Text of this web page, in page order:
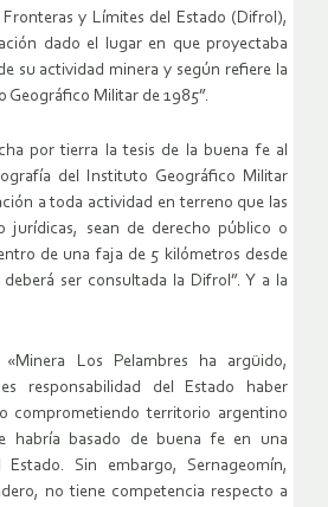
y Límites del Estado (Difrol),
dado el lugar en que proyectaba
su actividad minera y según refiere la
Militar de 1985”.
por tierra la tesis de la buena fe al
del Instituto Geográfico Militar
a toda actividad en terreno que las
jurídicas, sean de derecho público o
de una faja de 5 kilómetros desde
ser consultada la Difrol”. Y a la
Los Pelambres ha argüido,
responsabilidad del Estado haber
comprometiendo territorio argentino
habría basado de buena fe en una
Sin embargo, Sernageomín,
no tiene competencia respecto a